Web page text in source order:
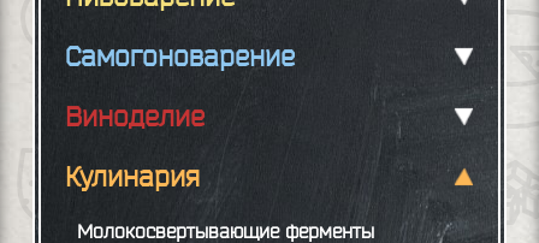
Самогоноварение
Виноделие
Кулинария
Молокосвертывающие ферменты